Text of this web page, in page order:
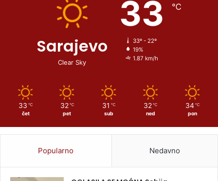
Sarajevo
Clear Sky
33 ℃
33º - 22º
19%
1.87 km/h
33 ℃
čet
32 ℃
pet
31 ℃
sub
32 ℃
ned
34 ℃
pon
Popularno Nedavno